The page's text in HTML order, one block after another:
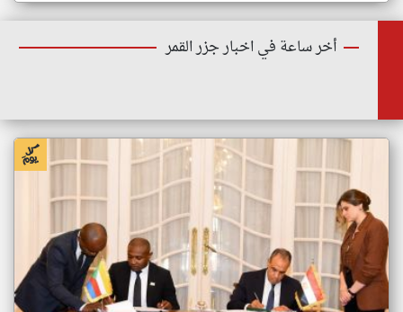
أخر ساعة في اخبار جزر القمر